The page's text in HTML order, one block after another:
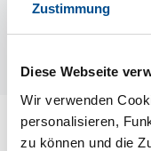
Zustimmung
Diese Webseite
Wir verwenden
personalisieren,
zu können und die
Lageplan